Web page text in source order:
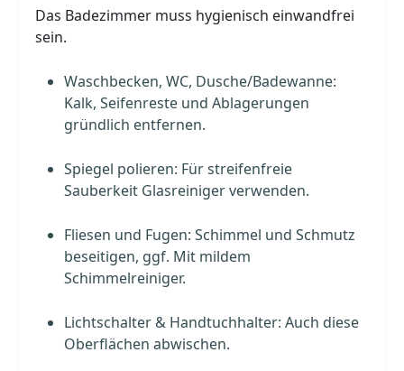
Das Badezimmer muss hygienisch einwandfrei
sein.
Waschbecken, WC, Dusche/Badewanne:
Kalk, Seifenreste und Ablagerungen
gründlich entfernen.
Spiegel polieren: Für streifenfreie
Sauberkeit Glasreiniger verwenden.
Fliesen und Fugen: Schimmel und Schmutz
beseitigen, ggf. Mit mildem
Schimmelreiniger.
Lichtschalter & Handtuchhalter: Auch diese
Oberflächen abwischen.